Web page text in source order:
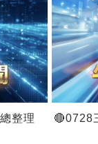
整理 🔴0728